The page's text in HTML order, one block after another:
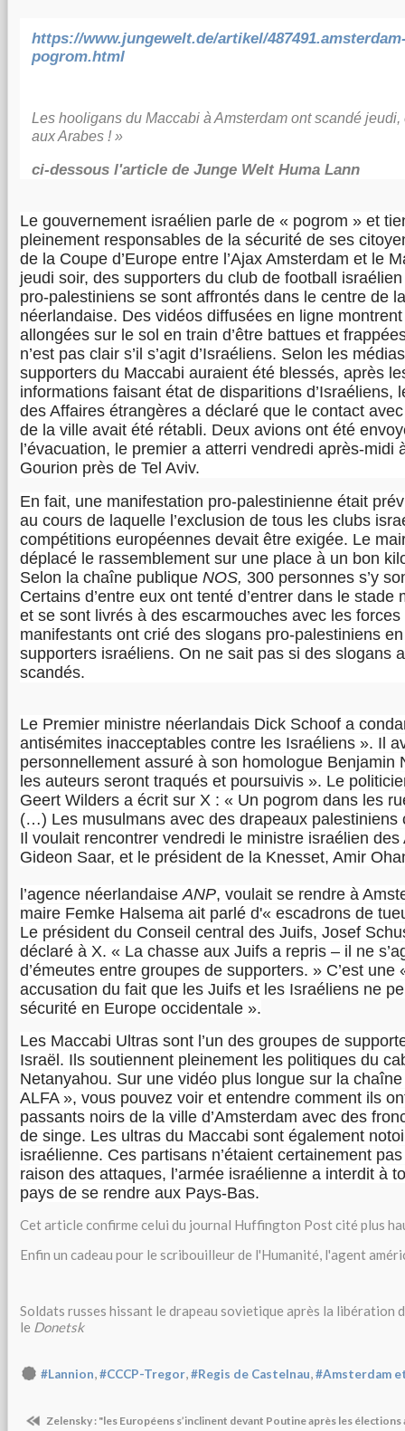
https://www.jungewelt.de/artikel/
pogrom.html
Les hooligans du Maccabi à Amsterdam ont scandé jeudi,
aux Arabes ! »
ci-dessous l'article de Junge Welt Huma Lann
Le gouvernement israélien parle de « pogrom » et
pleinement responsables de la sécurité de ses
de la Coupe d’Europe entre l’Ajax Amsterdam et le
jeudi soir, des supporters du club de football
pro-palestiniens se sont affrontés dans le centre de
néerlandaise. Des vidéos diffusées en ligne
allongées sur le sol en train d’être battues et
n’est pas clair s’il s’agit d’Israéliens. Selon les
supporters du Maccabi auraient été blessés, après
informations faisant état de disparitions d’Israéliens,
des Affaires étrangères a déclaré que le contact
de la ville avait été rétabli. Deux avions ont été
l’évacuation, le premier a atterri vendredi après-midi
Gourion près de Tel Aviv.
En fait, une manifestation pro-palestinienne était
au cours de laquelle l’exclusion de tous les clubs
compétitions européennes devait être exigée. Le
déplacé le rassemblement sur une place à un bon
Selon la chaîne publique NOS, 300 personnes s’y
Certains d’entre eux ont tenté d’entrer dans le stade
et se sont livrés à des escarmouches avec les forces
manifestants ont crié des slogans pro-palestiniens
supporters israéliens. On ne sait pas si des slogans
scandés.
Le Premier ministre néerlandais Dick Schoof a
antisémites inacceptables contre les Israéliens ». Il
personnellement assuré à son homologue Benjamin
les auteurs seront traqués et poursuivis ». Le
Geert Wilders a écrit sur X : « Un pogrom dans les
(…) Les musulmans avec des drapeaux palestiniens
Il voulait rencontrer vendredi le ministre israélien
Gideon Saar, et le président de la Knesset, Amir
l’agence néerlandaise ANP, voulait se rendre à
maire Femke Halsema ait parlé d'« escadrons de
Le président du Conseil central des Juifs, Josef
déclaré à X. « La chasse aux Juifs a repris – il ne
d’émeutes entre groupes de supporters. » C’est une
accusation du fait que les Juifs et les Israéliens ne
sécurité en Europe occidentale ».
Les Maccabi Ultras sont l’un des groupes de
Israël. Ils soutiennent pleinement les politiques du
Netanyahou. Sur une vidéo plus longue sur la
ALFA », vous pouvez voir et entendre comment ils
passants noirs de la ville d’Amsterdam avec des
de singe. Les ultras du Maccabi sont également
israélienne. Ces partisans n’étaient certainement
raison des attaques, l’armée israélienne a interdit à
pays de se rendre aux Pays-Bas.
Cet article confirme celui du journal Huffington Post cité plus
Enfin un cadeau pour le scribouilleur de l'Humanité, l'agent
Soldats russes hissant le drapeau sovietique après la libération
le Donetsk
#Lannion,#CCCP-Tregor,#Regis de Castelnau,#Amsterdam
Zelensky : "les Européens s’inclinent devant Poutine après les élections